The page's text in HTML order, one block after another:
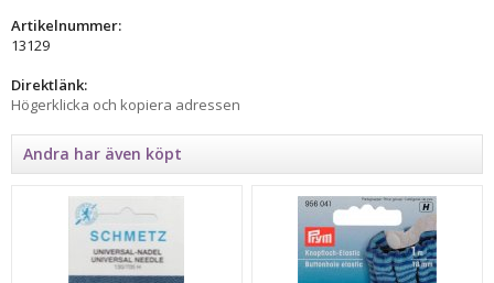
Artikelnummer:
13129
Direktlänk:
Högerklicka och kopiera adressen
Andra har även köpt